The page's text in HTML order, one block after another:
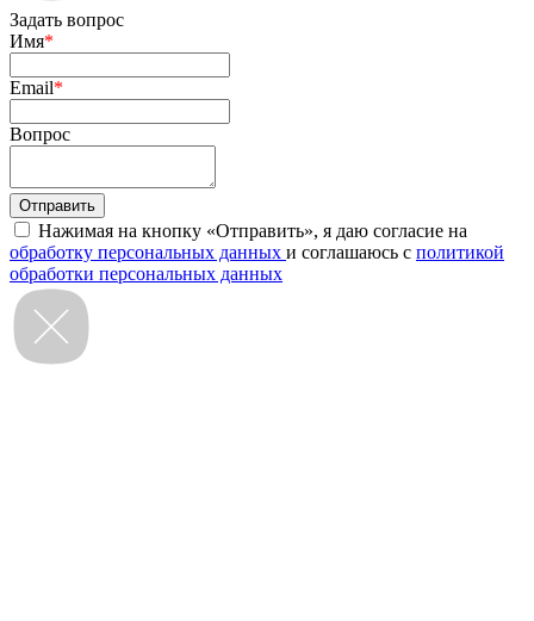
Задать вопрос
Имя*
Email*
Вопрос
Нажимая на кнопку «Отправить», я даю согласие на
обработку персональных данных и соглашаюсь с политикой
обработки персональных данных